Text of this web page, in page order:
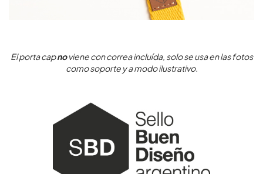
El porta capnoviene con correa incluída, solo se usa en las fotos
como soporte y a modo ilustrativo.